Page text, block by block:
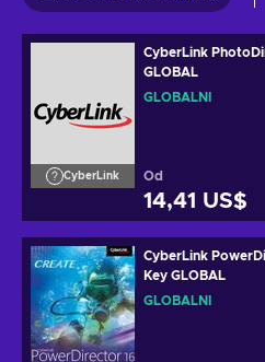
CyberLink
CyberLink
GLOBAL
GLOBÁLNÍ
Od
14,41 US$
CyberLink
Key GLOBAL
GLOBÁLNÍ